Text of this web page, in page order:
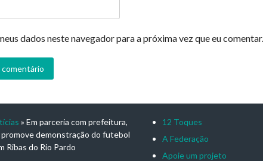
dados neste navegador para a próxima vez que eu comentar.
» Em parceria com prefeitura,
demonstração do futebol
Ribas do Rio Pardo
12 Toques
A Federação
Apoie um projeto